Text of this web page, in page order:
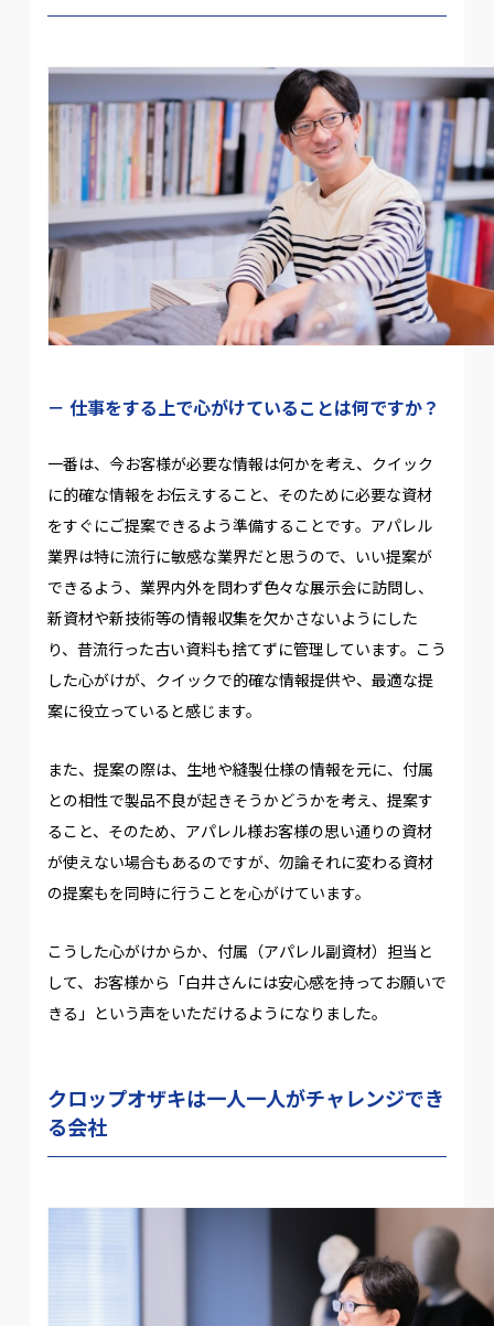
仕事をする上で心がけていることは何ですか？
一番は、今お客様が必要な情報は何かを考え、クイック
に的確な情報をお伝えすること、そのために必要な資材
をすぐにご提案できるよう準備することです。アパレル
業界は特に流行に敏感な業界だと思うので、いい提案が
できるよう、業界内外を問わず色々な展示会に訪問し、
新資材や新技術等の情報収集を欠かさないようにした
り、昔流行った古い資料も捨てずに管理しています。こう
した心がけが、クイックで的確な情報提供や、最適な提
案に役立っていると感じます。
また、提案の際は、生地や縫製仕様の情報を元に、付属
との相性で製品不良が起きそうかどうかを考え、提案す
ること、そのため、アパレル様お客様の思い通りの資材
が使えない場合もあるのですが、勿論それに変わる資材
の提案もを同時に行うことを心がけています。
こうした心がけからか、付属（アパレル副資材）担当と
して、お客様から「白井さんには安心感を持ってお願いで
きる」という声をいただけるようになりました。
クロップオザキは一人一人がチャレンジでき
る会社